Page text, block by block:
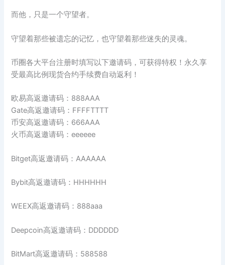
而他，只是一个守望者。
守望着那些被遗忘的记忆，也守望着那些迷失的灵魂。
币圈各大平台注册时填写以下邀请码，可获得特权！永久享
受最高比例现货合约手续费自动返利！
欧易高返邀请码：888AAA
Gate高返邀请码：FFFFTTTT
币安高返邀请码：666AAA
火币高返邀请码：eeeeee
Bitget高返邀请码：AAAAAA
Bybit高返邀请码：HHHHHH
WEEX高返邀请码：888aaa
Deepcoin高返邀请码：DDDDDD
BitMart高返邀请码：588588